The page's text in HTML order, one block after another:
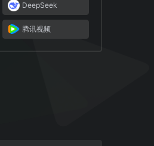
DeepSeek
腾讯视频